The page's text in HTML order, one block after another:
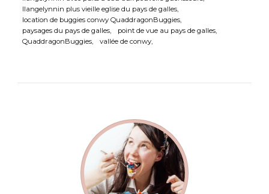
llangelynnin plus vieille eglise du pays de galles
location de buggies conwy QuaddragonBuggies
paysages du pays de galles
point de vue au pays de galles
QuaddragonBuggies
vallée de conwy